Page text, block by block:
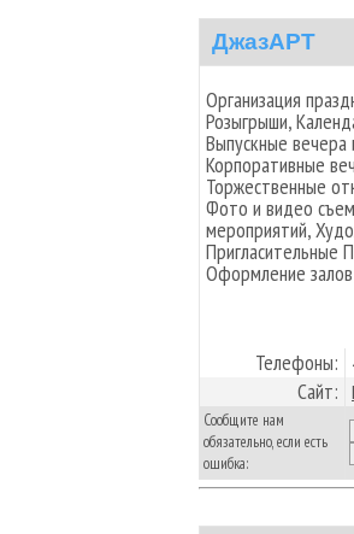
ДжазАРТ
Организация
Розыгрыши,
Выпускные
Корпоративные
Торжественные
Фото и видео
мероприятий,
Пригласительные
Оформление
Телефоны:
Сайт:
Сообщите нам
обязательно, если есть
ошибка: